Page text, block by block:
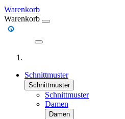
Warenkorb
Warenkorb
Schnittmuster
Schnittmuster
Schnittmuster
Damen
Damen